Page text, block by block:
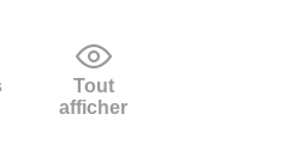
Tout
afficher